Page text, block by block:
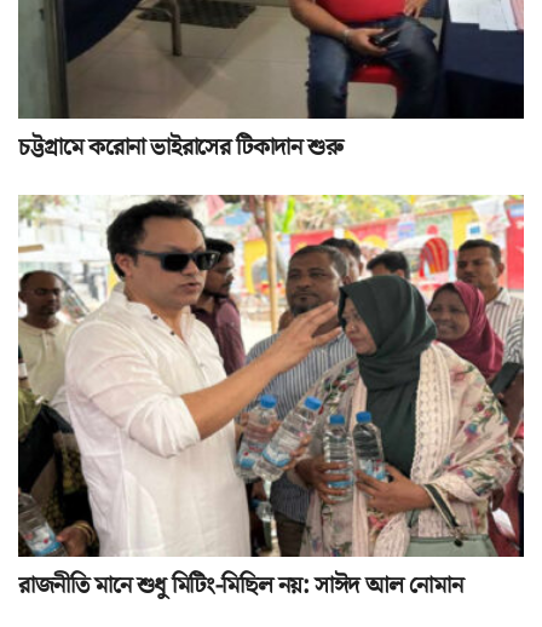
চট্টগ্রামে করোনা ভাইরাসের টিকাদান শুরু
রাজনীতি মানে শুধু মিটিং-মিছিল নয়: সাঈদ আল নোমান